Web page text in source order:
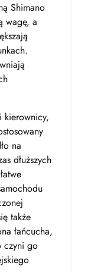
Shimano
wagę, a
kierownicy,
na
dłuższych
także
łańcucha,
czyni go